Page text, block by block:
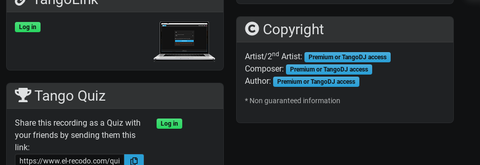
Log in
Tango Quiz
Share this recording as a Quiz with
your friends by sending them this
link:
Log in
Copyright
Artist/2nd Artist: Premium or TangoDJ access
Composer: Premium or TangoDJ access
Author: Premium or TangoDJ access
* Non guaranteed information